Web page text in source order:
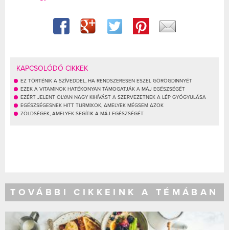
KAPCSOLÓDÓ CIKKEK
EZ TÖRTÉNIK A SZÍVEDDEL, HA RENDSZERESEN ESZEL GÖRÖGDINNYÉT
EZEK A VITAMINOK HATÉKONYAN TÁMOGATJÁK A MÁJ EGÉSZSÉGÉT
EZÉRT JELENT OLYAN NAGY KIHÍVÁST A SZERVEZETNEK A LÉP GYÓGYULÁSA
EGÉSZSÉGESNEK HITT TURMIXOK, AMELYEK MÉGSEM AZOK
ZÖLDSÉGEK, AMELYEK SEGÍTIK A MÁJ EGÉSZSÉGÉT
TOVÁBBI CIKKEINK A TÉMÁBAN